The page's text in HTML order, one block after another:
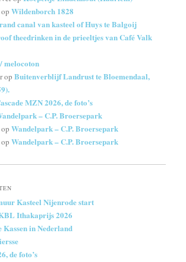
opWildenborch 1828
canal van kasteel of Huys te Balgoij
theedrinken in de prieeltjes van Café Valk
melocoton
opBuitenverblijf Landrust te Bloemendaal,
MZN 2026, de foto’s
– C.P. Broersepark
opWandelpark – C.P. Broersepark
opWandelpark – C.P. Broersepark
Kasteel Nijenrode start
Ithakaprijs 2026
in Nederland
de foto’s